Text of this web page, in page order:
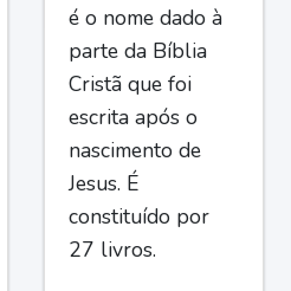
é o nome dado à
parte da Bíblia
Cristã que foi
escrita após o
nascimento de
Jesus. É
constituído por
27 livros.